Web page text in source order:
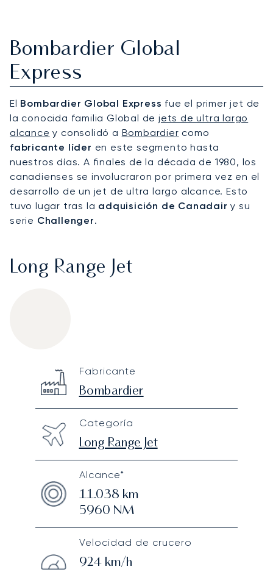
Bombardier Global
Express
El Bombardier Global Express fue el primer jet de
la conocida familia Global dejets de ultra largo
alcance y consolidó a Bombardier como
fabricante líder en este segmento hasta
nuestros días. A finales de la década de 1980, los
canadienses se involucraron por primera vez en el
desarrollo de un jet de ultra largo alcance. Esto
tuvo lugar tras la adquisición de Canadair y su
serie Challenger.
Long Range Jet
Technical specifications
Fabricante
Bombardier
Categoría
Long Range Jet
Alcance*
11.038 km
5960 NM
Velocidad de crucero
924km/h